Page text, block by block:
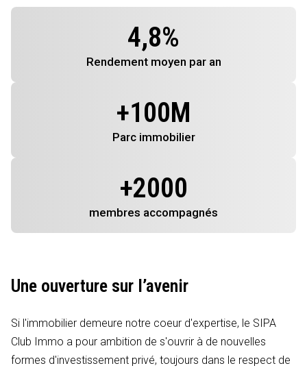
4,8%
Rendement moyen par an
+100M
Parc immobilier
+2000
membres accompagnés
Une ouverture sur l’avenir
Si l'immobilier demeure notre coeur d'expertise, le SIPA
Club Immo a pour ambition de s'ouvrir à de nouvelles
formes d'investissement privé, toujours dans le respect de